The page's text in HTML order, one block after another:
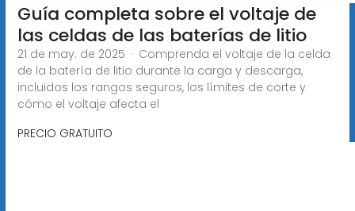
Guía completa sobre el voltaje de
las celdas de las baterías de litio
21 de may. de 2025 · Comprenda el voltaje de la celda
de la batería de litio durante la carga y descarga,
incluidos los rangos seguros, los límites de corte y
cómo el voltaje afecta el
PRECIO GRATUITO